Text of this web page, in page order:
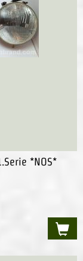
*NOS*